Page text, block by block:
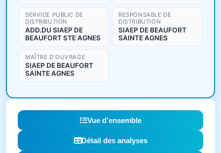
SERVICE PUBLIC DE
DISTRIBUTION
ADD.DU SIAEP DE
BEAUFORT STE AGNES
RESPONSABLE DE
DISTRIBUTION
SIAEP DE BEAUFORT
SAINTE AGNES
MAÎTRE D'OUVRAGE
SIAEP DE BEAUFORT
SAINTE AGNES
Vue d'ensemble
Détail des analyses